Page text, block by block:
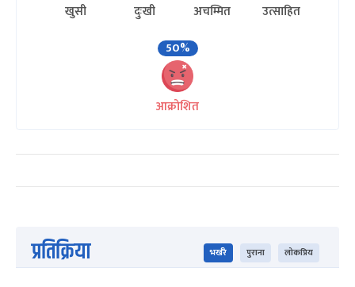
खुसी दुःखी अचम्मित
उत्साहित
50%
आक्रोशित
प्रतिक्रिया भर्खरै पुराना लोकप्रिय